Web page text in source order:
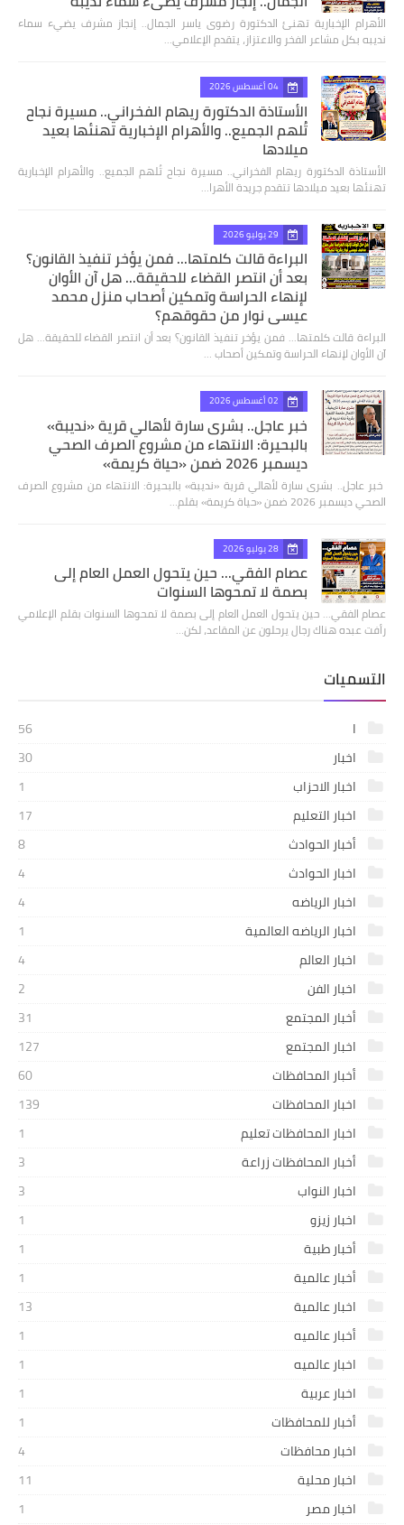
الأهرام الإخبارية تهنئ الدكتورة رضوى ياسر الجمال.. إنجاز مشرف يضيء سماء
نديبه بكل مشاعر الفخر والاعتزاز، يتقدم الإعلامي…
04 أغسطس 2026
الأستاذة الدكتورة ريهام الفخراني.. مسيرة نجاح
تُلهم الجميع.. والأهرام الإخبارية تهنئها بعيد
ميلادها
الأستاذة الدكتورة ريهام الفخراني.. مسيرة نجاح تُلهم الجميع.. والأهرام الإخبارية
تهنئها بعيد ميلادها تتقدم جريدة الأهرا…
29 يوليو 2026
البراءة قالت كلمتها... فمن يؤخر تنفيذ القانون؟
بعد أن انتصر القضاء للحقيقة... هل آن الأوان
لإنهاء الحراسة وتمكين أصحاب منزل محمد
عيسى نوار من حقوقهم؟
البراءة قالت كلمتها... فمن يؤخر تنفيذ القانون؟ بعد أن انتصر القضاء للحقيقة... هل
آن الأوان لإنهاء الحراسة وتمكين أصحاب …
02 أغسطس 2026
خبر عاجل.. بشرى سارة لأهالي قرية «نديبة»
بالبحيرة: الانتهاء من مشروع الصرف الصحي
ديسمبر 2026 ضمن «حياة كريمة»
​ خبر عاجل.. بشرى سارة لأهالي قرية «نديبة» بالبحيرة: الانتهاء من مشروع الصرف
الصحي ديسمبر 2026 ضمن «حياة كريمة» بقلم…
28 يوليو 2026
عصام الفقي... حين يتحول العمل العام إلى
بصمة لا تمحوها السنوات
عصام الفقي... حين يتحول العمل العام إلى بصمة لا تمحوها السنوات بقلم الإعلامي
رأفت عبده هناك رجال يرحلون عن المقاعد، لكن…
التسميات
ا
56
اخبار
30
اخبار الاحزاب
1
اخبار التعليم
17
أخبار الحوادث
8
اخبار الحوادث
4
اخبار الرياضه
4
اخبار الرياضه العالمية
1
اخبار العالم
4
اخبار الفن
2
أخبار المجتمع
31
اخبار المجتمع
127
أخبار المحافظات
60
اخبار المحافظات
139
اخبار المحافظات تعليم
1
أخبار المحافظات زراعة
3
اخبار النواب
3
اخبار زيزو
1
أخبار طبية
1
أخبار عالمية
1
اخبار عالمية
13
أخبار عالميه
1
اخبار عالميه
1
اخبار عربية
1
أخبار للمحافظات
1
اخبار محافظات
4
اخبار محلية
11
اخبار مصر
1